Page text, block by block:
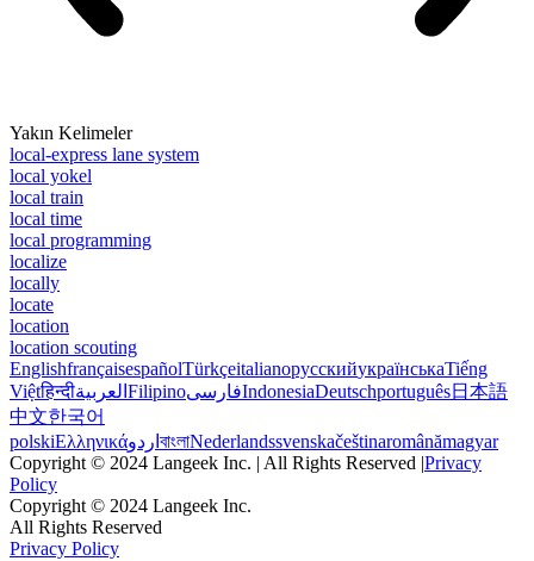
Yakın Kelimeler
local-express lane system
local yokel
local train
local time
local programming
localize
locally
locate
location
location scouting
EnglishfrançaisespañolTürkçeitalianoрусскийукраїнськаTiếng
Việtहिन्दीالعربية FilipinoفارسیIndonesiaDeutschportuguês日本語
中文한국어
polskiΕλληνικάاردو বাংলাNederlandssvenskačeštinaromânămagyar
Copyright © 2024 Langeek Inc. | All Rights Reserved |Privacy
Policy
Copyright © 2024 Langeek Inc.
All Rights Reserved
Privacy Policy